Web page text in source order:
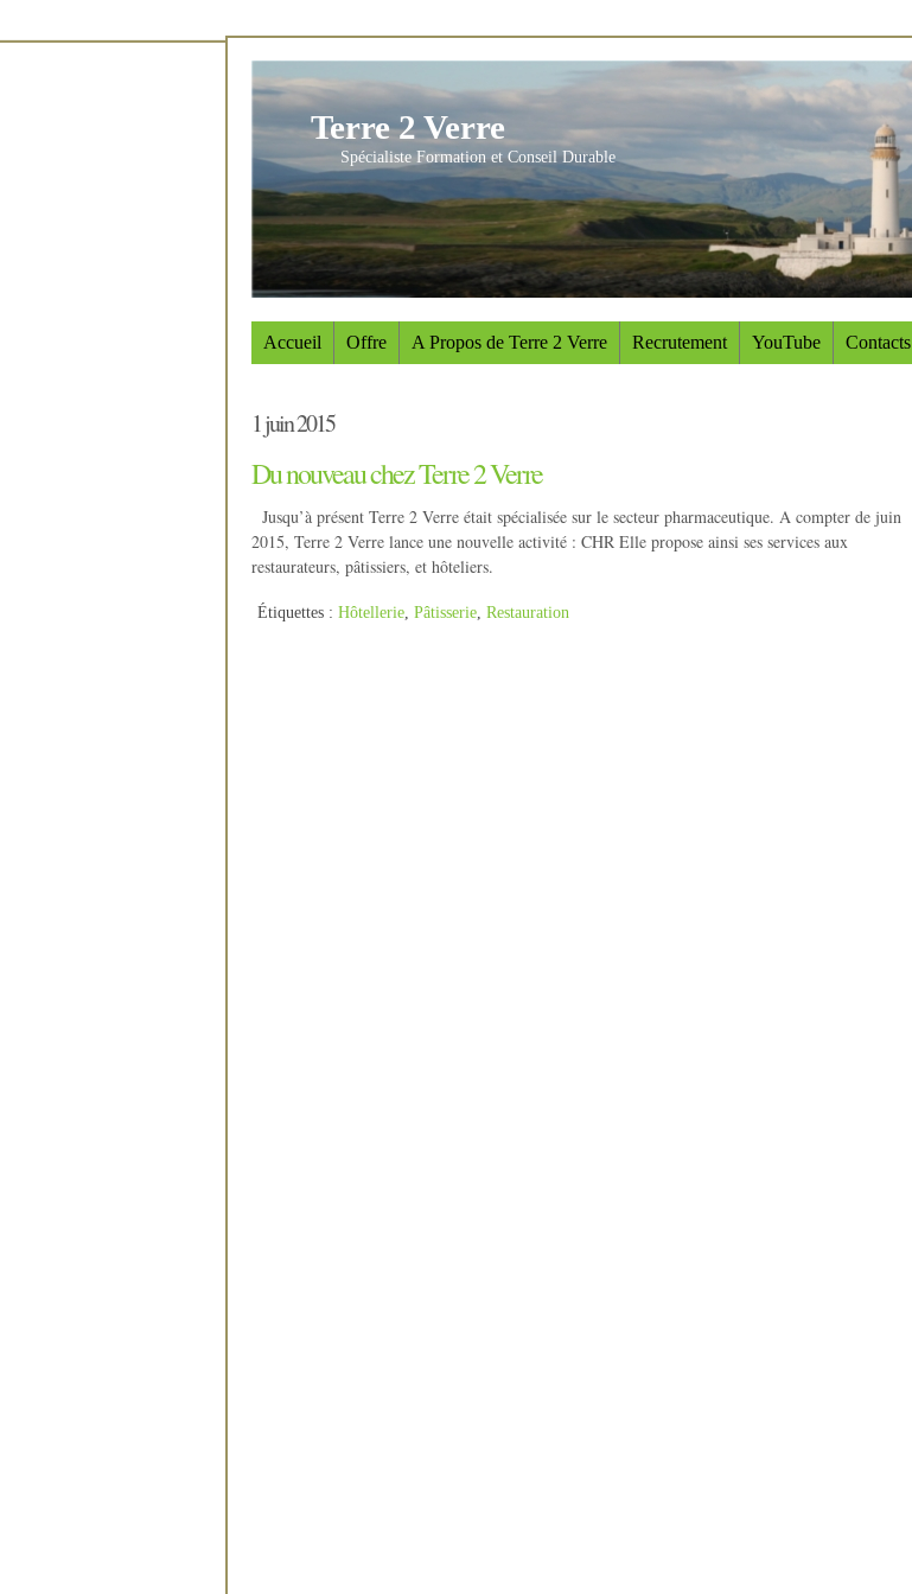
Terre 2 Verre
Spécialiste Formation et Conseil Durable
Accueil Offre A Propos de Terre 2 Verre Recrutement YouTube Contacts
1 juin 2015
Du nouveau chez Terre 2 Verre
Jusqu’à présent Terre 2 Verre était spécialisée sur le secteur pharmaceutique. A compter de juin
2015, Terre 2 Verre lance une nouvelle activité : CHR Elle propose ainsi ses services aux
restaurateurs, pâtissiers, et hôteliers.
Étiquettes : Hôtellerie Pâtisserie Restauration